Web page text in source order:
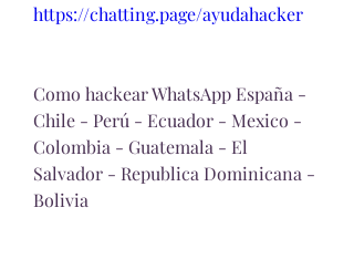
https://chatting.page/ayudahacker
Como hackear WhatsApp España -
Chile - Perú - Ecuador - Mexico -
Colombia - Guatemala - El
Salvador - Republica Dominicana -
Bolivia